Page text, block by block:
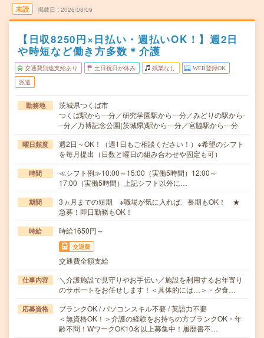
未読 掲載日 2026/08/09
【日収8250円×日払い・週払いOK！】週2日
や時短など働き方多数＊介護
交通費別途支給あり 土日祝日が休み 残業なし WEB登録OK
派遣
勤務地
茨城県つくば市
つくば駅から---分／研究学園駅から---分／みどりの駅から-
--分／万博記念公園(茨城県)駅から---分／宮脇駅から---分
曜日頻度
週2日～OK！（週1日もご相談ください！）※希望のシフト
を毎月提出（日数と曜日の組み合わせや固定も可）
時間
≪シフト例≫10:00～15:00（実働5時間）12:00～
17:00（実働5時間）上記シフト以外に…
期間
3ヵ月までの短期 ※職場が気に入れば、長期もOK！ ★
急募！即日勤務もOK！
時給 時給1650円～
交通費
交通費全額支給
仕事内容
＼介護施設で見守りやお手伝い／施設を利用するお年寄り
のサポートをお任せします！＜具体的には…＞・夕食…
応募資格
ブランクOK / パソコンスキル不要 / 英語力不要
＜無資格OK！＞介護の経験をお持ちの方ブランクOK・年
齢不問！WワークOK10名以上募集中！履歴書不…